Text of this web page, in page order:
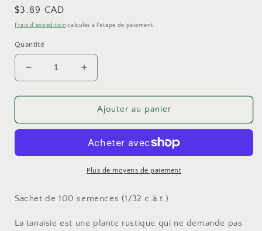
Prix
habituel
$3.89 CAD
Frais d'expédition calculés à l'étape de paiement.
Quantité
Réduire
la
quantité
Tanaisie
Augmenter
la
quantité
Tanaisie
Ajouter au panier
Plus de moyens de paiement
Sachet de 100 semences (1/32 c.à.t.)
La tanaisie est une plante rustique qui ne demande pas